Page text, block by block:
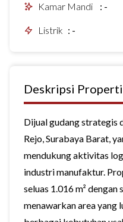
Kamar Mandi : -
Listrik : -
Deskripsi Properti
Dijual gudang strategis
Rejo, Surabaya Barat,
mendukung aktivitas
industri manufaktur.
seluas 1.016 m²
menawarkan area yang